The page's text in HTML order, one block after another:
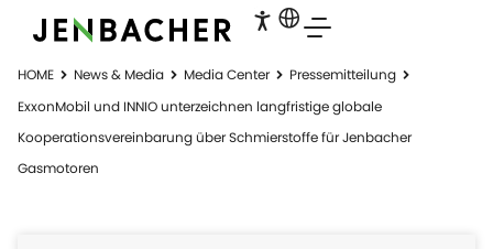
HOME News & Media Media Center
Pressemitteilung
ExxonMobil und INNIO unterzeichnen langfristige globale
Kooperationsvereinbarung über Schmierstoffe für Jenbacher
Gasmotoren